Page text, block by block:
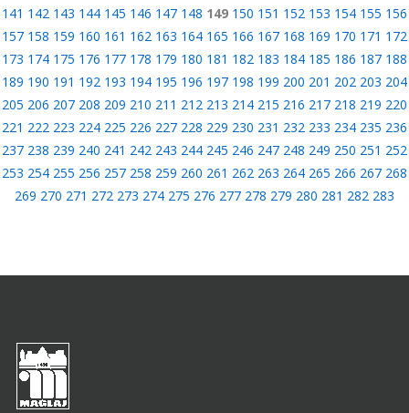
141 142 143 144 145 146 147 148 149 150 151 152 153 154 155 156
157 158 159 160 161 162 163 164 165 166 167 168 169 170 171 172
173 174 175 176 177 178 179 180 181 182 183 184 185 186 187 188
189 190 191 192 193 194 195 196 197 198 199 200 201 202 203 204
205 206 207 208 209 210 211 212 213 214 215 216 217 218 219 220
221 222 223 224 225 226 227 228 229 230 231 232 233 234 235 236
237 238 239 240 241 242 243 244 245 246 247 248 249 250 251 252
253 254 255 256 257 258 259 260 261 262 263 264 265 266 267 268
269 270 271 272 273 274 275 276 277 278 279 280 281 282 283